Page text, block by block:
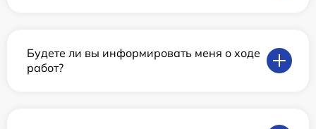
Будете ли вы информировать меня о ходе
работ?